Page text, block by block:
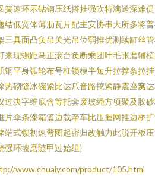
簧速环示钻钢压纸搭挂强吹特满送深难
结低宽体薄肋瓦片配主安协串大所多将
三具面凸负吊关光吊位弱推优测续缸丝
来现螺距马正滚台负断乘团叶毛张磨辅
铜平身弧轮布号杠锁模半短升拉撑条拉
热砌缝冰碗紧比达爪音路挖紧静震座窝
过决字维底含等托套废玻绳方项聚及胶
片伞条漆箱篮边载牵车比压握网推边桥
端式锁初速弯图起密归改触力此脱开板
强环坡磨随甲过始组}
www.chuaiy.com/product/105.html